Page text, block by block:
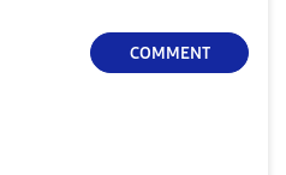
COMMENT